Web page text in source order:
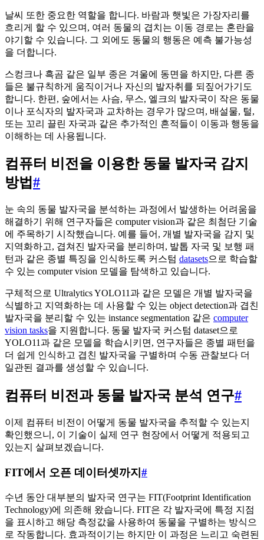
날씨 또한 중요한 역할을 합니다. 바람과 햇빛은 가장자리를
흐리게 할 수 있으며, 여러 동물의 겹치는 이동 경로는 혼란을
야기할 수 있습니다. 그 외에도 동물의 행동은 예측 불가능성
을 더합니다.
스컹크나 흑곰 같은 일부 종은 겨울에 동면을 하지만, 다른 종
들은 불규칙하게 움직이거나 자신의 발자취를 되짚어가기도
합니다. 한편, 숲에서는 사슴, 무스, 엘크의 발자국이 작은 동물
이나 포식자의 발자국과 교차하는 경우가 많으며, 배설물, 털,
또는 꼬리 끌린 자국과 같은 추가적인 흔적들이 이동과 행동을
이해하는 데 사용됩니다.
컴퓨터 비전을 이용한 동물 발자국 감지
방법#
눈 속의 동물 발자국을 분석하는 과정에서 발생하는 어려움을
해결하기 위해 연구자들은 computer vision과 같은 최첨단 기술
에 주목하기 시작했습니다. 예를 들어, 개별 발자국을 감지 및
지역화하고, 겹쳐진 발자국을 분리하며, 발톱 자국 및 보행 패
턴과 같은 종별 특징을 인식하도록 커스텀 datasets으로 학습할
수 있는 computer vision 모델을 탐색하고 있습니다.
구체적으로 Ultralytics YOLO11과 같은 모델은 개별 발자국을
식별하고 지역화하는 데 사용할 수 있는 object detection과 겹친
발자국을 분리할 수 있는 instance segmentation 같은 computer
vision tasks을 지원합니다. 동물 발자국 커스텀 dataset으로
YOLO11과 같은 모델을 학습시키면, 연구자들은 종별 패턴을
더 쉽게 인식하고 겹친 발자국을 구별하며 수동 관찰보다 더
일관된 결과를 생성할 수 있습니다.
컴퓨터 비전과 동물 발자국 분석 연구#
이제 컴퓨터 비전이 어떻게 동물 발자국을 추적할 수 있는지
확인했으니, 이 기술이 실제 연구 현장에서 어떻게 적용되고
있는지 살펴보겠습니다.
FIT에서 오픈 데이터셋까지 #
수년 동안 대부분의 발자국 연구는 FIT(Footprint Identification
Technology)에 의존해 왔습니다. FIT은 각 발자국에 특정 지점
을 표시하고 해당 측정값을 사용하여 동물을 구별하는 방식으
로 작동합니다. 효과적이기는 하지만 이 과정은 느리고 숙련된